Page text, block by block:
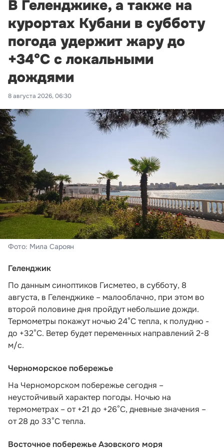
В Геленджике, а также на
курортах Кубани в субботу
погода удержит жару до
+34°С с локальными
дождями
8 августа 2026, 06:30
Фото: Мила Сароян
Геленджик
По данным синоптиков Гисметео, в субботу, 8
августа, в Геленджике – малооблачно, при этом во
второй половине дня пройдут небольшие дожди.
Термометры покажут ночью 24°C тепла, к полудню -
до +32°C. Ветер будет переменных направлений 2-8
м/с.
Черноморское побережье
На Черноморском побережье сегодня –
неустойчивый характер погоды. Ночью на
термометрах – от +21 до +26°С, дневные значения –
от 28 до 33°С тепла.
Восточное побережье Азовского моря